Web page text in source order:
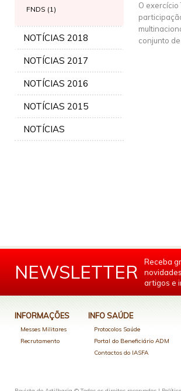
FNDS (1)
NOTÍCIAS 2018
NOTÍCIAS 2017
NOTÍCIAS 2016
NOTÍCIAS 2015
NOTÍCIAS
O
conjunto
NEWSLETTER
Receba
novidades,
artigos e
INFORMAÇÕES
Messes Militares
Recrutamento
INFO SAÚDE
Protocolos Saúde
Portal do Beneficiário ADM
Contactos do IASFA